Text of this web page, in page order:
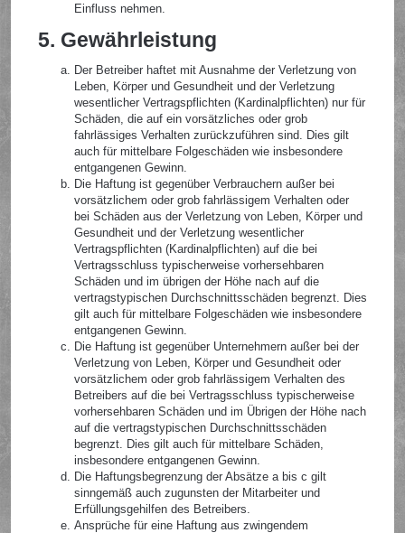
Einfluss nehmen.
5. Gewährleistung
Der Betreiber haftet mit Ausnahme der Verletzung von
Leben, Körper und Gesundheit und der Verletzung
wesentlicher Vertragspflichten (Kardinalpflichten) nur für
Schäden, die auf ein vorsätzliches oder grob
fahrlässiges Verhalten zurückzuführen sind. Dies gilt
auch für mittelbare Folgeschäden wie insbesondere
entgangenen Gewinn.
Die Haftung ist gegenüber Verbrauchern außer bei
vorsätzlichem oder grob fahrlässigem Verhalten oder
bei Schäden aus der Verletzung von Leben, Körper und
Gesundheit und der Verletzung wesentlicher
Vertragspflichten (Kardinalpflichten) auf die bei
Vertragsschluss typischerweise vorhersehbaren
Schäden und im übrigen der Höhe nach auf die
vertragstypischen Durchschnittsschäden begrenzt. Dies
gilt auch für mittelbare Folgeschäden wie insbesondere
entgangenen Gewinn.
Die Haftung ist gegenüber Unternehmern außer bei der
Verletzung von Leben, Körper und Gesundheit oder
vorsätzlichem oder grob fahrlässigem Verhalten des
Betreibers auf die bei Vertragsschluss typischerweise
vorhersehbaren Schäden und im Übrigen der Höhe nach
auf die vertragstypischen Durchschnittsschäden
begrenzt. Dies gilt auch für mittelbare Schäden,
insbesondere entgangenen Gewinn.
Die Haftungsbegrenzung der Absätze a bis c gilt
sinngemäß auch zugunsten der Mitarbeiter und
Erfüllungsgehilfen des Betreibers.
Ansprüche für eine Haftung aus zwingendem